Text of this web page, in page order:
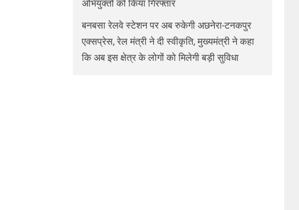
अभियुक्तों को किया गिरफ्तार
बनबसा रेलवे स्टेशन पर अब रुकेगी अछनेरा-टनकपुर
एक्सप्रेस, रेल मंत्री ने दी स्वीकृति, मुख्यमंत्री ने कहा
कि अब इस क्षेत्र के लोगों को मिलेगी बड़ी सुविधा